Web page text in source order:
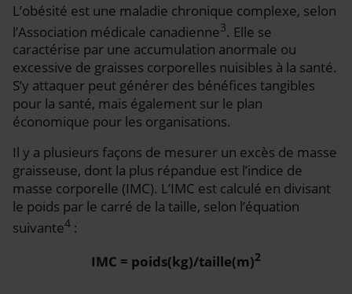
L’obésité est une maladie chronique complexe, selon
l’Association médicale canadienne3. Elle se
caractérise par une accumulation anormale ou
excessive de graisses corporelles nuisibles à la santé.
S’y attaquer peut générer des bénéfices tangibles
pour la santé, mais également sur le plan
économique pour les organisations.
Il y a plusieurs façons de mesurer un excès de masse
graisseuse, dont la plus répandue est l’indice de
masse corporelle (IMC). L’IMC est calculé en divisant
le poids par le carré de la taille, selon l’équation
suivante4 :
IMC = poids(kg)/taille(m)2